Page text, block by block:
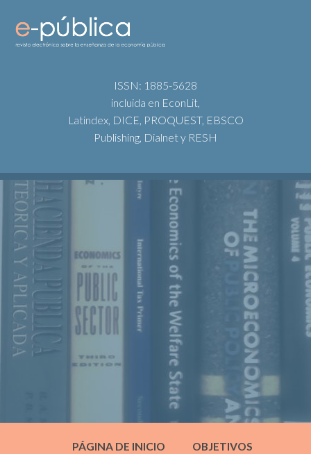
ISSN: 1885-5628
incluida en EconLit,
Latindex, DICE, PROQUEST, EBSCO
Publishing, Dialnet y RESH
PÁGINA DE INICIO OBJETIVOS